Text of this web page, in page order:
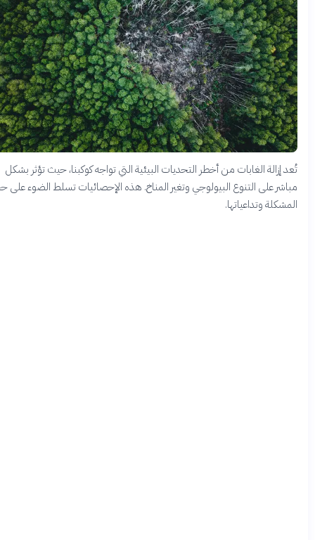
إزالة الغابات من أخطر التحديات البيئية التي تواجه كوكبنا، حيث تؤثر بشكل
على التنوع البيولوجي وتغير المناخ. هذه الإحصائيات تسلط الضوء على حجم
وتداعياتها.